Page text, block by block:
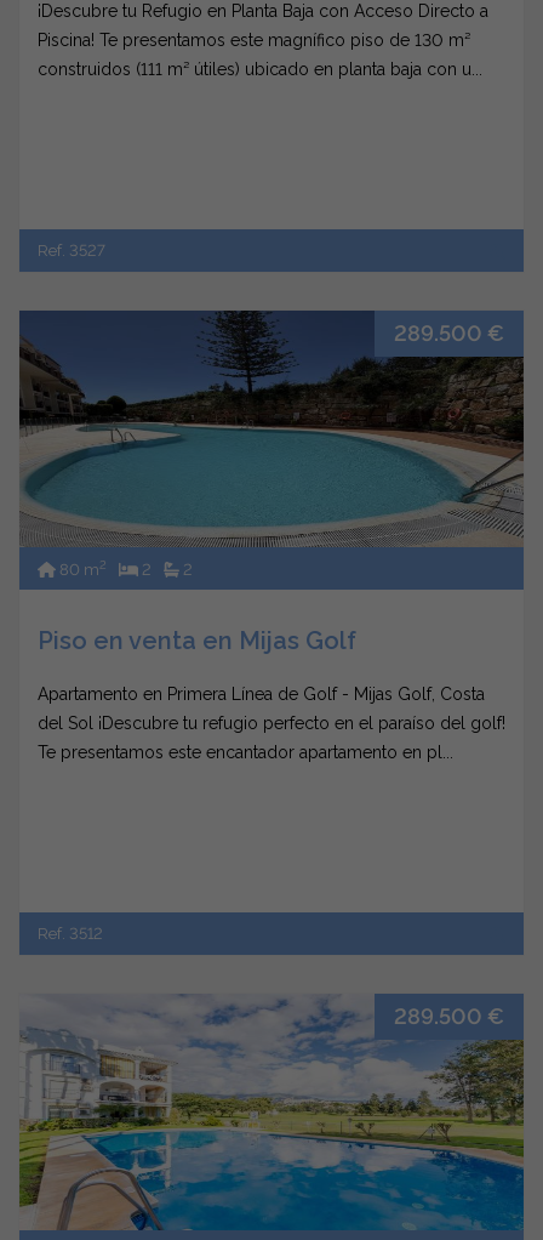
¡Descubre tu Refugio en Planta Baja con Acceso Directo a
Piscina! Te presentamos este magnífico piso de 130 m²
construidos (111 m² útiles) ubicado en planta baja con u...
Ref. 3527
289.500 €
80 m2 2 2
Piso en venta en Mijas Golf
Apartamento en Primera Línea de Golf - Mijas Golf, Costa
del Sol ¡Descubre tu refugio perfecto en el paraíso del golf!
Te presentamos este encantador apartamento en pl...
Ref. 3512
289.500 €